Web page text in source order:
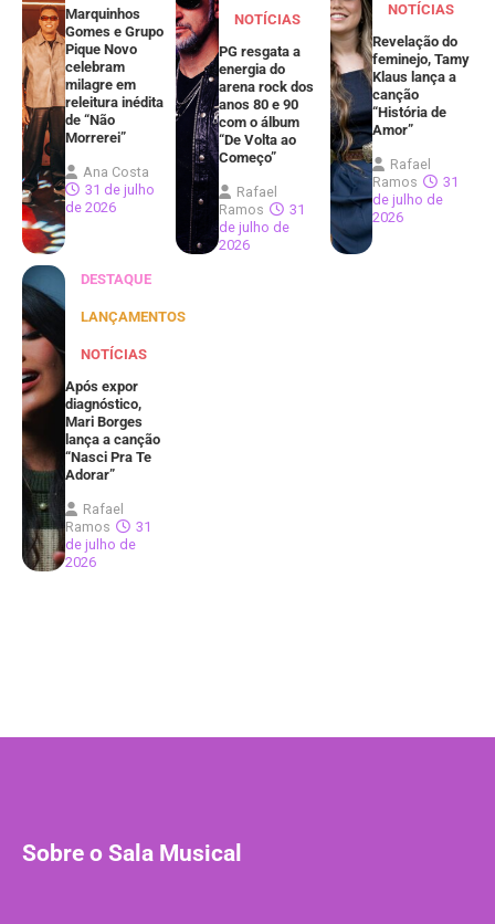
Marquinhos
Gomes e Grupo
Pique Novo
celebram
milagre em
releitura inédita
de “Não
Morrerei”
Ana Costa
31 de julho
de 2026
NOTÍCIAS
PG resgata a
energia do
arena rock dos
anos 80 e 90
com o álbum
“De Volta ao
Começo”
Rafael
Ramos
31
de julho de
2026
NOTÍCIAS
Revelação do
feminejo, Tamy
Klaus lança a
canção
“História de
Amor”
Rafael
Ramos
31
de julho de
2026
DESTAQUE
LANÇAMENTOS
NOTÍCIAS
Após expor
diagnóstico,
Mari Borges
lança a canção
“Nasci Pra Te
Adorar”
Rafael
Ramos
31
de julho de
2026
Sobre o Sala Musical